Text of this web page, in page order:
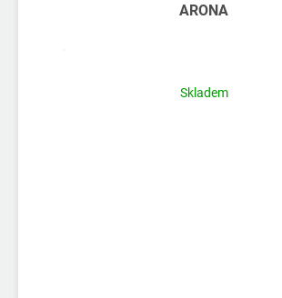
ARONA
Skladem